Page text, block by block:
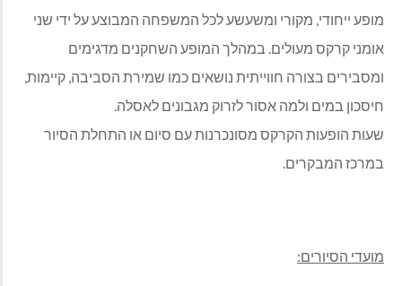
מופע ייחודי, מקורי ומשעשע לכל המשפחה המבוצע על ידי שני
אומני קרקס מעולים. במהלך המופע השחקנים מדגימים
ומסבירים בצורה חווייתית נושאים כמו שמירת הסביבה, קיימות,
חיסכון במים ולמה אסור לזרוק מגבונים לאסלה.
שעות הופעות הקרקס מסונכרנות עם סיום או התחלת הסיור
במרכז המבקרים.
מועדי הסיורים: